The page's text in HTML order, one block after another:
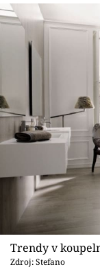
Trendy v
Zdroj: Stefano